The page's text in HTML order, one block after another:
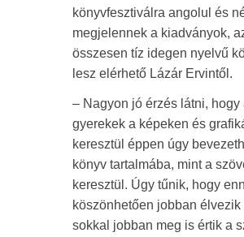
könyvfesztiválra angolul és
megjelennek a kiadványok,
összesen tíz idegen nyelvű
lesz elérhető Lázár Ervintől.
– Nagyon jó érzés látni, hogy
gyerekek a képeken és
keresztül éppen úgy
könyv tartalmába, mint a
keresztül. Úgy tűnik, hogy
köszönhetően jobban élvezik
sokkal jobban meg is értik a